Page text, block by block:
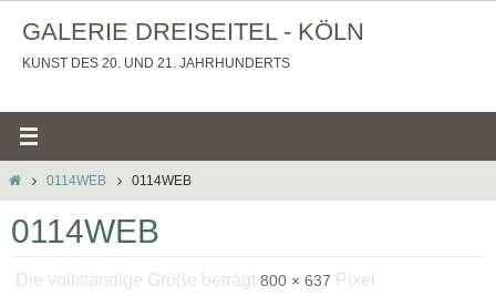
Inhalt
springen
GALERIE DREISEITEL - KÖLN
KUNST DES 20. UND 21. JAHRHUNDERTS
STARTSEITE
0114WEB 0114WEB
0114WEB
Die vollständige Größe beträgt 800 × 637 Pixel